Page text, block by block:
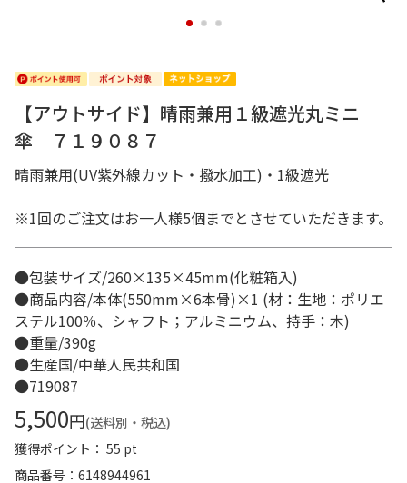
1 2 3
【アウトサイド】晴雨兼用１級遮光丸ミニ
傘 ７１９０８７
晴雨兼用(UV紫外線カット・撥水加工)・1級遮光
※1回のご注文はお一人様5個までとさせていただきます。
●包装サイズ/260×135×45mm(化粧箱入)
●商品内容/本体(550mm×6本骨)×1 (材：生地：ポリエ
ステル100％、シャフト；アルミニウム、持手：木)
●重量/390g
●生産国/中華人民共和国
●719087
5,500円(送料別・税込)
獲得ポイント： 55 pt
商品番号
6148944961